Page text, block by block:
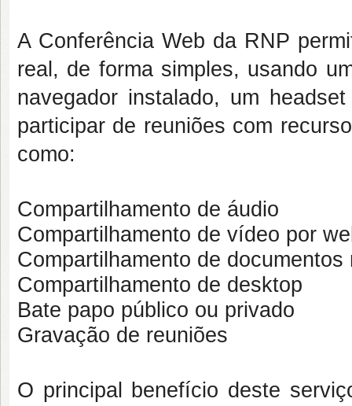
A Conferência Web da RNP
real, de forma simples, usando
navegador instalado, um
participar de reuniões com
como:
Compartilhamento de áudio
Compartilhamento de vídeo por
Compartilhamento de
Compartilhamento de desktop
Bate papo público ou privado
Gravação de reuniões
O principal benefício deste